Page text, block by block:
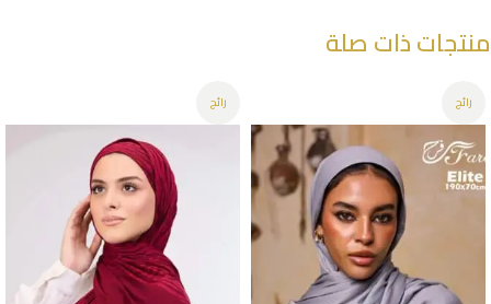
منتجات ذات صلة
رائج رائج